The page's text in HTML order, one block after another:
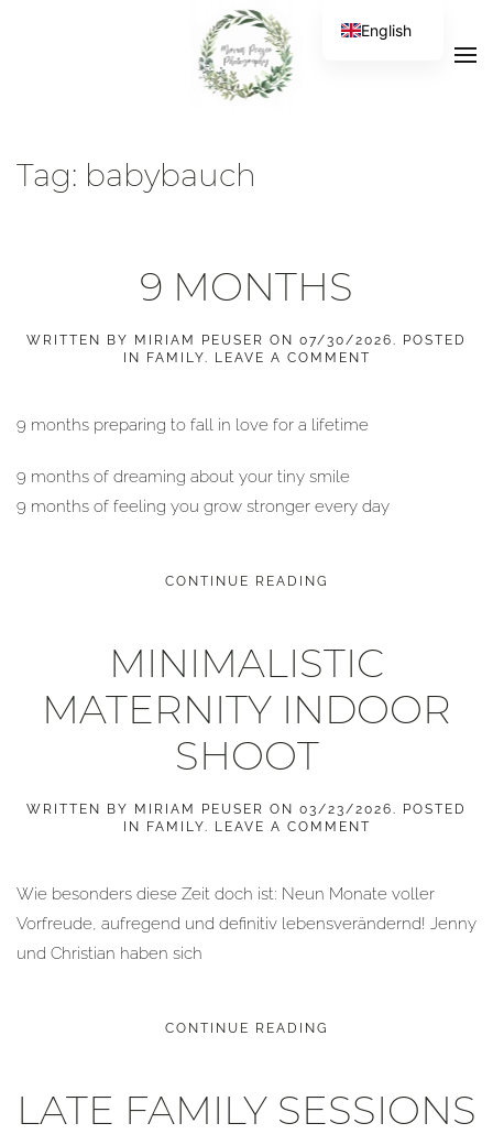
Tag: babybauch
9 MONTHS
WRITTEN BY MIRIAM PEUSER ON 07/30/2026. POSTED
IN
FAMILY. LEAVE A COMMENT
9 months preparing to fall in love for a lifetime
9 months of dreaming about your tiny smile
9 months of feeling you grow stronger every day
CONTINUE READING
MINIMALISTIC
MATERNITY INDOOR
SHOOT
WRITTEN BY MIRIAM PEUSER ON 03/23/2026. POSTED
IN
FAMILY. LEAVE A COMMENT
Wie besonders diese Zeit doch ist: Neun Monate voller
Vorfreude, aufregend und definitiv lebensverändernd! Jenny
und Christian haben sich
CONTINUE READING
LATE FAMILY SESSIONS
English